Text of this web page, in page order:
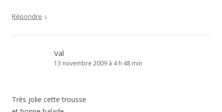
Répondre ↓
Val
13 novembre 2009 à 4 h 48 min
Très jolie cette trousse